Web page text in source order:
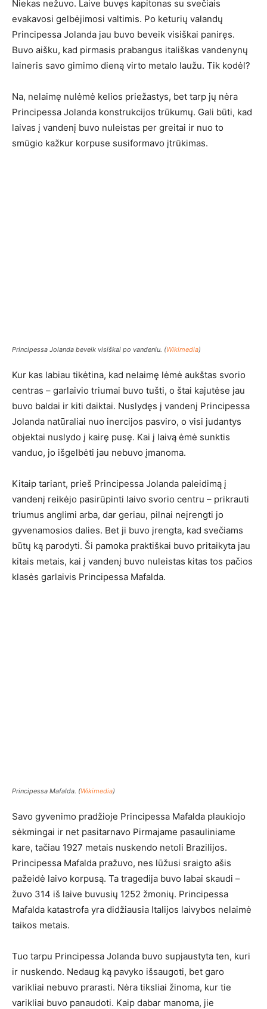
Niekas nežuvo. Laive buvęs kapitonas su svečiais
evakavosi gelbėjimosi valtimis. Po keturių valandų
Principessa Jolanda jau buvo beveik visiškai paniręs.
Buvo aišku, kad pirmasis prabangus itališkas vandenynų
laineris savo gimimo dieną virto metalo laužu. Tik kodėl?
Na, nelaimę nulėmė kelios priežastys, bet tarp jų nėra
Principessa Jolanda konstrukcijos trūkumų. Gali būti, kad
laivas į vandenį buvo nuleistas per greitai ir nuo to
smūgio kažkur korpuse susiformavo įtrūkimas.
Principessa Jolanda beveik visiškai po vandeniu. (Wikimedia)
Kur kas labiau tikėtina, kad nelaimę lėmė aukštas svorio
centras – garlaivio triumai buvo tušti, o štai kajutėse jau
buvo baldai ir kiti daiktai. Nuslydęs į vandenį Principessa
Jolanda natūraliai nuo inercijos pasviro, o visi judantys
objektai nuslydo į kairę pusę. Kai į laivą ėmė sunktis
vanduo, jo išgelbėti jau nebuvo įmanoma.
Kitaip tariant, prieš Principessa Jolanda paleidimą į
vandenį reikėjo pasirūpinti laivo svorio centru – prikrauti
triumus anglimi arba, dar geriau, pilnai neįrengti jo
gyvenamosios dalies. Bet ji buvo įrengta, kad svečiams
būtų ką parodyti. Ši pamoka praktiškai buvo pritaikyta jau
kitais metais, kai į vandenį buvo nuleistas kitas tos pačios
klasės garlaivis Principessa Mafalda.
Principessa Mafalda. (Wikimedia)
Savo gyvenimo pradžioje Principessa Mafalda plaukiojo
sėkmingai ir net pasitarnavo Pirmajame pasauliniame
kare, tačiau 1927 metais nuskendo netoli Brazilijos.
Principessa Mafalda pražuvo, nes lūžusi sraigto ašis
pažeidė laivo korpusą. Ta tragedija buvo labai skaudi –
žuvo 314 iš laive buvusių 1252 žmonių. Principessa
Mafalda katastrofa yra didžiausia Italijos laivybos nelaimė
taikos metais.
Tuo tarpu Principessa Jolanda buvo supjaustyta ten, kuri
ir nuskendo. Nedaug ką pavyko išsaugoti, bet garo
varikliai nebuvo prarasti. Nėra tiksliai žinoma, kur tie
varikliai buvo panaudoti. Kaip dabar manoma, jie